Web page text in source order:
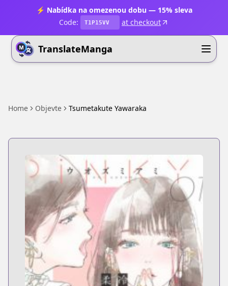
⚡ Nabídka na omezenou dobu — 15% sleva
Code:
T1P15VV at checkout
TranslateManga
Home Objevte Tsumetakute Yawaraka